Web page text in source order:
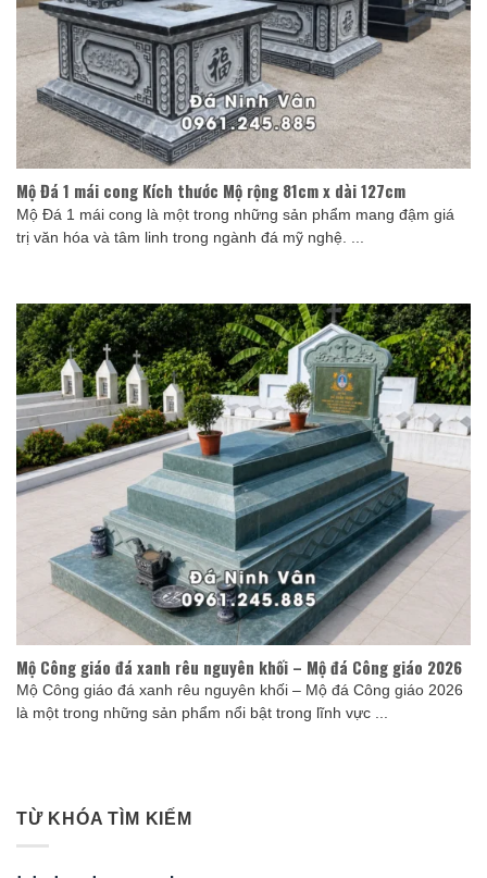
Mộ Đá 1 mái cong Kích thước Mộ rộng 81cm x dài 127cm
Mộ Đá 1 mái cong là một trong những sản phẩm mang đậm giá
trị văn hóa và tâm linh trong ngành đá mỹ nghệ. ...
Mộ Công giáo đá xanh rêu nguyên khối – Mộ đá Công giáo 2026
Mộ Công giáo đá xanh rêu nguyên khối – Mộ đá Công giáo 2026
là một trong những sản phẩm nổi bật trong lĩnh vực ...
TỪ KHÓA TÌM KIẾM